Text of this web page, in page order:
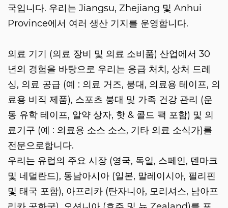
국입니다. 우리는 Jiangsu, Zhejiang 및 Anhui
Province에서 여러 생산 기지를 운영합니다.
의료 기기 (의료 장비 및 의료 소비품) 산업에서 30
년의 경험을 바탕으로 우리는 응급 처치, 상처 드레
싱, 의료 공급 (예 : 의료 거즈, 붕대, 의료용 테이프, 의
료용 비직 제품), 스포츠 붕대 및 가족 건강 관리 (운
동 유학 테이프, 알약 상자, 핫 & 콜드 팩 포함) 및 의
료기구 (예 : 의료용 소스 소스, 기타 의료 소식가)를
전문으로합니다.
우리는 유럽의 주요 시장 (영국, 독일, 스페인, 덴마크
및 네덜란드), 동남아시아 (일본, 말레이시아, 필리핀
및 태국 포함), 아프리카 (탄자니아, 모리셔스, 남아프